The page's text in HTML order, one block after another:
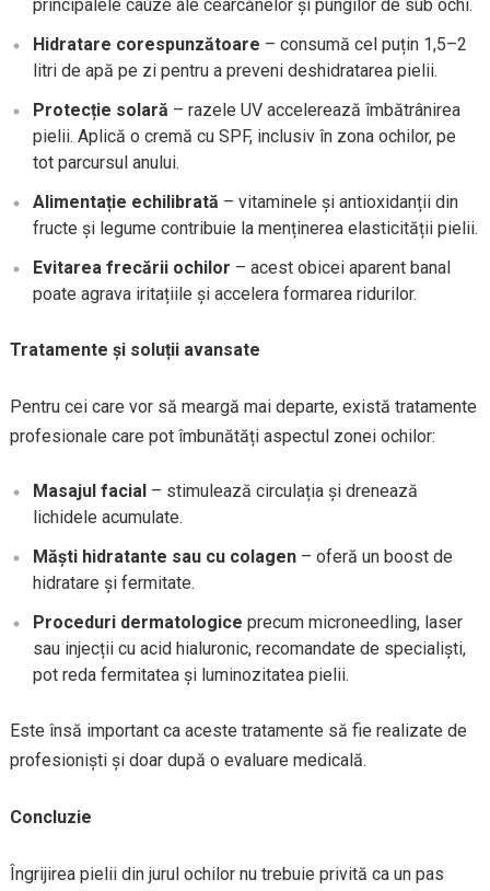
principalele cauze ale cearcănelor și pungilor de sub ochi.
Hidratare corespunzătoare – consumă cel puțin 1,5–2
litri de apă pe zi pentru a preveni deshidratarea pielii.
Protecție solară – razele UV accelerează îmbătrânirea
pielii. Aplică o cremă cu SPF, inclusiv în zona ochilor, pe
tot parcursul anului.
Alimentație echilibrată – vitaminele și antioxidanții din
fructe și legume contribuie la menținerea elasticității pielii.
Evitarea frecării ochilor – acest obicei aparent banal
poate agrava iritațiile și accelera formarea ridurilor.
Tratamente și soluții avansate
Pentru cei care vor să meargă mai departe, există tratamente
profesionale care pot îmbunătăți aspectul zonei ochilor:
Masajul facial– stimulează circulația și drenează
lichidele acumulate.
Măști hidratante sau cu colagen– oferă un boost de
hidratare și fermitate.
Proceduri dermatologice precum microneedling, laser
sau injecții cu acid hialuronic, recomandate de specialiști,
pot reda fermitatea și luminozitatea pielii.
Este însă important ca aceste tratamente să fie realizate de
profesioniști și doar după o evaluare medicală.
Concluzie
Îngrijirea pielii din jurul ochilor nu trebuie privită ca un pas